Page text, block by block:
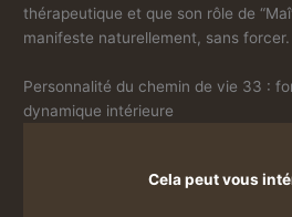
thérapeutique et que son rôle de
manifeste naturellement, sans forcer.
Personnalité du chemin de vie 33 :
dynamique intérieure
Cela peut vous